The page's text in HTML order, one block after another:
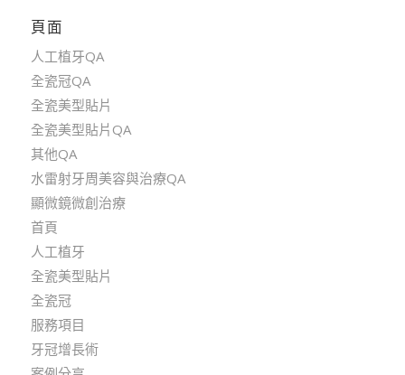
頁面
人工植牙QA
全瓷冠QA
全瓷美型貼片
全瓷美型貼片QA
其他QA
水雷射牙周美容與治療QA
顯微鏡微創治療
首頁
人工植牙
全瓷美型貼片
全瓷冠
服務項目
牙冠增長術